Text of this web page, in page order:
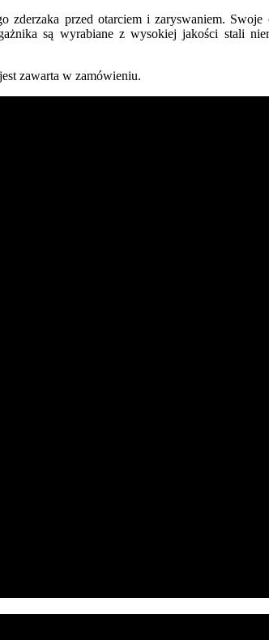
zderzaka przed otarciem i zaryswaniem.
są wyrabiane z wysokiej jakości stali
zawarta w zamówieniu.